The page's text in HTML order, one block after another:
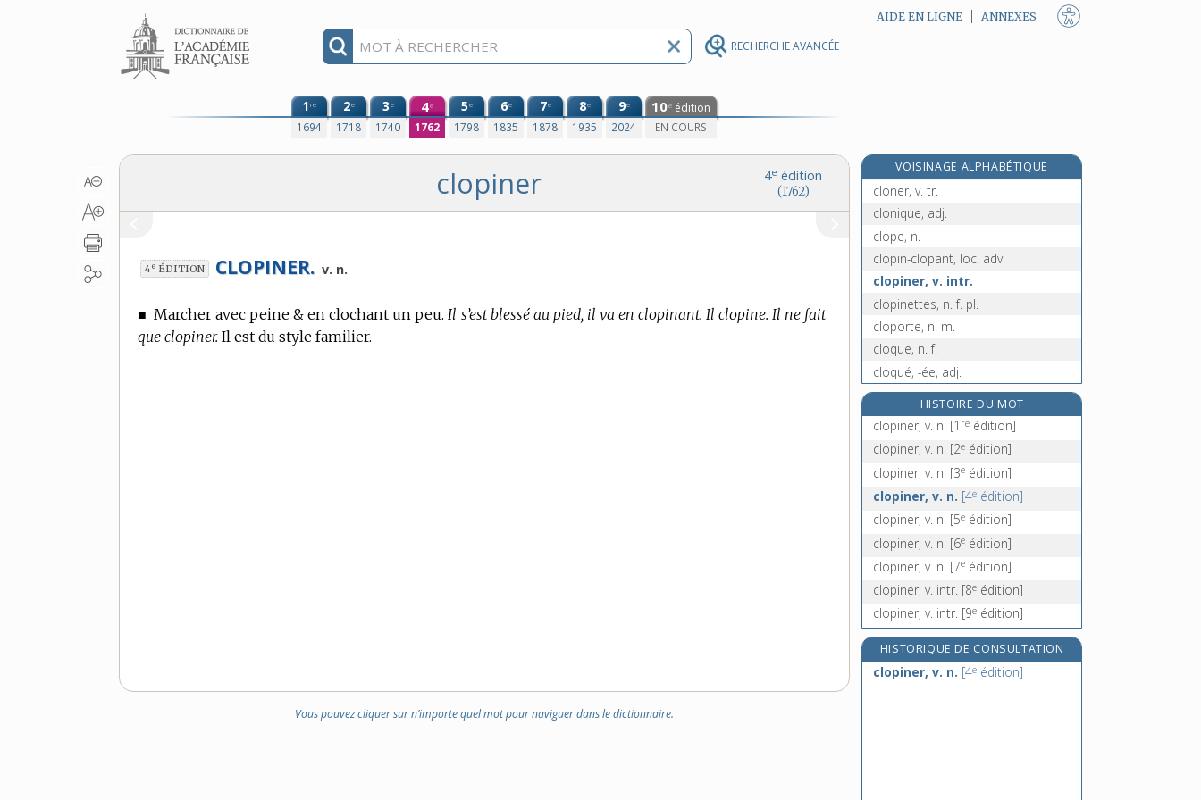
RECHERCHE AVANCÉE
Aller au contenu AIDE EN LIGNE ANNEXES
1re
1694
2e
1718
3e
1740
4e
1762
5e
1798
6e
1835
7e
1878
8e
1935
9e
2024
10e édition
EN COURS
4e édition
(1762)
clopiner
4e ÉDITION CLOPINER. v. n.
■ Marcher avec peine & en clochant un peu. Il s’est blessé au pied, il va en clopinant. Il clopine. Il ne fait
que clopiner. Il est du style familier.
Vous pouvez cliquer sur n’importe quel mot pour naviguer dans le dictionnaire.
VOISINAGE ALPHABÉTIQUE
clone, n. m.
cloner, v. tr.
clonique, adj.
clope, n.
clopin-clopant, loc. adv.
clopiner, v. intr.
clopinettes, n. f. pl.
cloporte, n. m.
cloque, n. f.
cloqué, -ée, adj.
cloquer, v. intr. et tr.
clore, v. tr.
clos [II], n. m.
closeau, n. m.
HISTOIRE DU MOT
clopiner, v. n. [1 re édition]
clopiner, v. n. [2e édition]
clopiner, v. n. [3e édition]
clopiner, v. n. [4e édition]
clopiner, v. n. [5e édition]
clopiner, v. n. [6e édition]
clopiner, v. n. [7e édition]
clopiner, v. intr. [8e édition]
clopiner, v. intr. [9e édition]
HISTORIQUE DE CONSULTATION
clopiner, v. n. [4e édition]